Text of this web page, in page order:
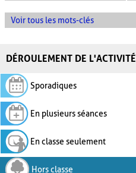
Voir tous les mots-clés
DÉROULEMENT DE L'ACTIVITÉ
Sporadiques
En plusieurs séances
En classe seulement
Hors classe